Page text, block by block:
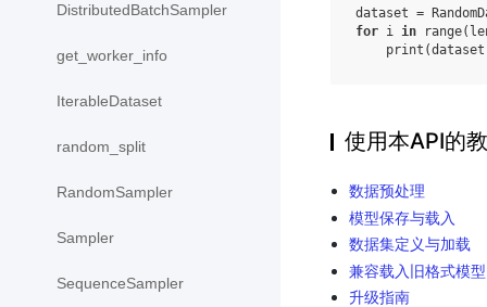
DistributedBatchSampler
get_worker_info
IterableDataset
random_split
RandomSampler
Sampler
SequenceSampler
dataset =
for i in range(
print (dataset
使用本API的
数据预处理
模型保存与载入
数据集定义与加载
兼容载入旧格式模型
升级指南